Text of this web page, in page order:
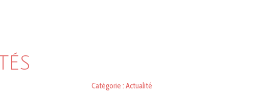
Catégorie : Actualité